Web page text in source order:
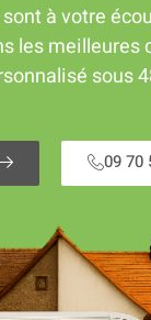
à votre
les
sous
09 70